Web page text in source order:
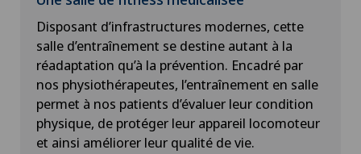
Disposant d’infrastructures modernes, cette
salle d’entraînement se destine autant à la
réadaptation qu’à la prévention. Encadré par
nos physiothérapeutes, l’entraînement en salle
permet à nos patients d’évaluer leur condition
physique, de protéger leur appareil locomoteur
et ainsi améliorer leur qualité de vie.